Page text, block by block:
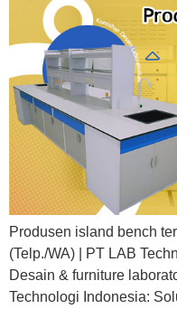
Produsen island bench
(Telp./WA) | PT LAB
Desain & furniture
Technologi Indonesia: